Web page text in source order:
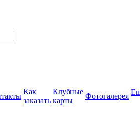
Как
заказать
Клубные
карты
Фотогалерея